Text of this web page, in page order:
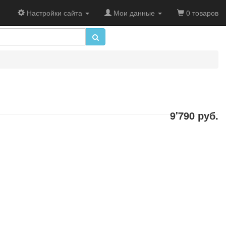
Настройки сайта Мои данные 0 товаров
9'790 руб.